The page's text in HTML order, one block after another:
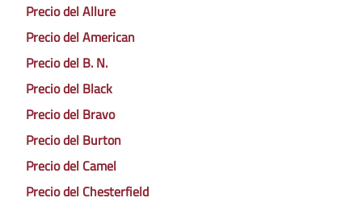
Precio del Allure
Precio del American
Precio del B. N.
Precio del Black
Precio del Bravo
Precio del Burton
Precio del Camel
Precio del Chesterfield